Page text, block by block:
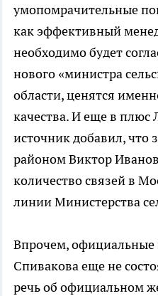
умопомрачительные
как эффективный
необходимо будет
нового «министра
области, ценятся
качества. И еще в плюс
источник добавил, что
районом Виктор
количество связей в
линии Министерства
Впрочем,
Спивакова еще не
речь об официальном